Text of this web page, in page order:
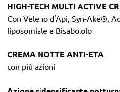
HIGH-TECH MULTI ACTIVE
Con Veleno d'Api, Syn-Ake®,
liposomiale e Bisabololo
CREMA NOTTE ANTI-ETA
con più azioni